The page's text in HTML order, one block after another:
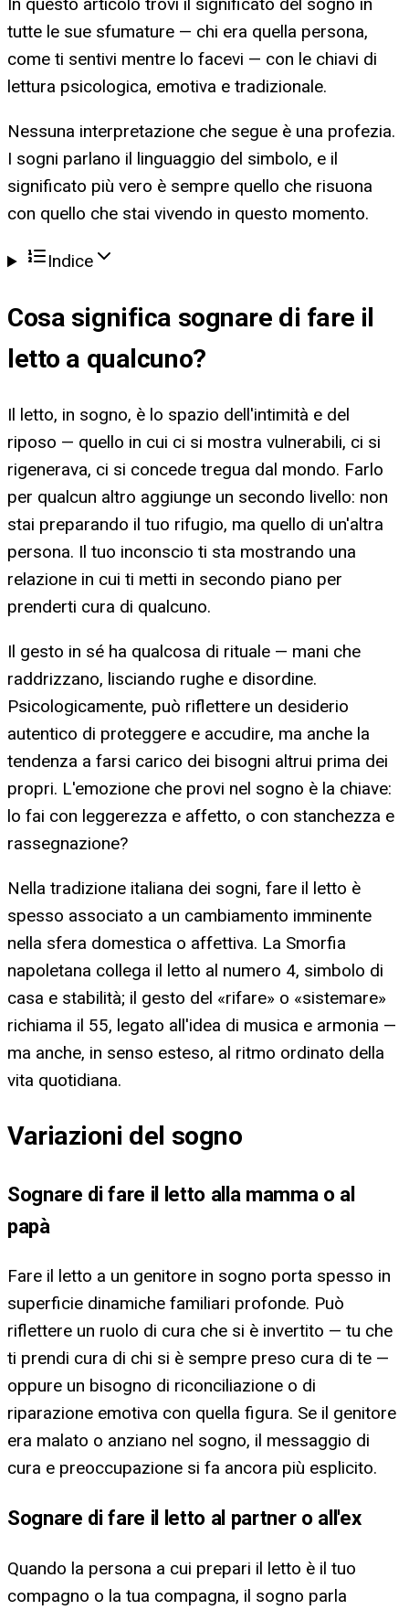
In questo articolo trovi il significato del sogno in
tutte le sue sfumature — chi era quella persona,
come ti sentivi mentre lo facevi — con le chiavi di
lettura psicologica, emotiva e tradizionale.
Nessuna interpretazione che segue è una profezia.
I sogni parlano il linguaggio del simbolo, e il
significato più vero è sempre quello che risuona
con quello che stai vivendo in questo momento.
Indice
Cosa significa sognare di fare il
letto a qualcuno?
Il letto, in sogno, è lo spazio dell'intimità e del
riposo — quello in cui ci si mostra vulnerabili, ci si
rigenerava, ci si concede tregua dal mondo. Farlo
per qualcun altro aggiunge un secondo livello: non
stai preparando il tuo rifugio, ma quello di un'altra
persona. Il tuo inconscio ti sta mostrando una
relazione in cui ti metti in secondo piano per
prenderti cura di qualcuno.
Il gesto in sé ha qualcosa di rituale — mani che
raddrizzano, lisciando rughe e disordine.
Psicologicamente, può riflettere un desiderio
autentico di proteggere e accudire, ma anche la
tendenza a farsi carico dei bisogni altrui prima dei
propri. L'emozione che provi nel sogno è la chiave:
lo fai con leggerezza e affetto, o con stanchezza e
rassegnazione?
Nella tradizione italiana dei sogni, fare il letto è
spesso associato a un cambiamento imminente
nella sfera domestica o affettiva. La Smorfia
napoletana collega il letto al numero 4, simbolo di
casa e stabilità; il gesto del «rifare» o «sistemare»
richiama il 55, legato all'idea di musica e armonia —
ma anche, in senso esteso, al ritmo ordinato della
vita quotidiana.
Variazioni del sogno
Sognare di fare il letto alla mamma o al
papà
Fare il letto a un genitore in sogno porta spesso in
superficie dinamiche familiari profonde. Può
riflettere un ruolo di cura che si è invertito — tu che
ti prendi cura di chi si è sempre preso cura di te —
oppure un bisogno di riconciliazione o di
riparazione emotiva con quella figura. Se il genitore
era malato o anziano nel sogno, il messaggio di
cura e preoccupazione si fa ancora più esplicito.
Sognare di fare il letto al partner o all'ex
Quando la persona a cui prepari il letto è il tuo
compagno o la tua compagna, il sogno parla